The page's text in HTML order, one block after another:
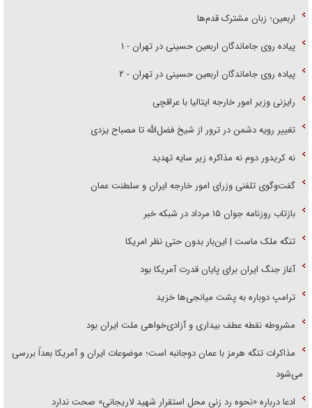
اربعین؛ زبان مشترک قدم‌ها
پیاده روی جاماندگان اربعین حسینی در تهران - ۱
پیاده روی جاماندگان اربعین حسینی در تهران - ۲
رایزنی وزیر امور خارجه ایتالیا با عراقچی
تغییر رویه دشمن در ترور از شیخ فضل‌الله تا مصباح یزدی
نه کریدور دوم نه مذاکره زیر سایه تهدید
گفت‌وگوی تلفنی وزرای امور خارجه ایران و سلطنت عمان
بازتاب روزنامه جوان ۱۵ مرداد در شبکه خبر
تنگه ملک ماست | این‌بار بدون حتی نظر امریکا
آغاز جنگ ایران برای پایان قدرت آمریکا بود
ترامپ دوباره به پشت میانجی‌ها خزید
مشروطه نقطه عطف بیداری و آزادی‌خواهی ملت ایران بود
مذاکرات تنگه هرمز با عمان دوجانبه است؛ موضوعات ایران و آمریکا بعداً بررسی
می‌شود
ادعا درباره «نحوه رد زنی محل استقرار شهید لاریجانی» صحت ندارد